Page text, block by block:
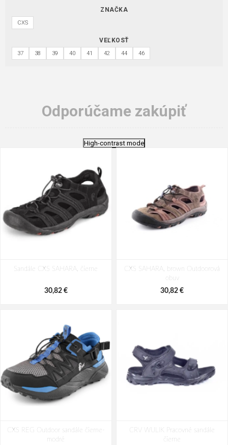
ZNAČKA
CXS
VEĽKOSŤ
37 38 39 40 41 42 44 46
Odporúčame zakúpiť
High-contrast mode
Sandále CXS SAHARA, čierne
30,82 €
CXS SAHARA, brown Outdoorová
obuv
30,82 €
CXS REG Outdoor sandále čierne-
modré
CRV WULIK Pracovné sandále
čierne